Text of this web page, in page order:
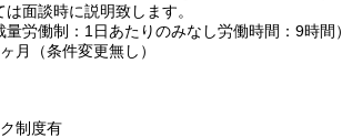
面談時に説明致します。
量労働制：1日あたりのみなし労働時間：9時間）
月（条件変更無し）
制度有